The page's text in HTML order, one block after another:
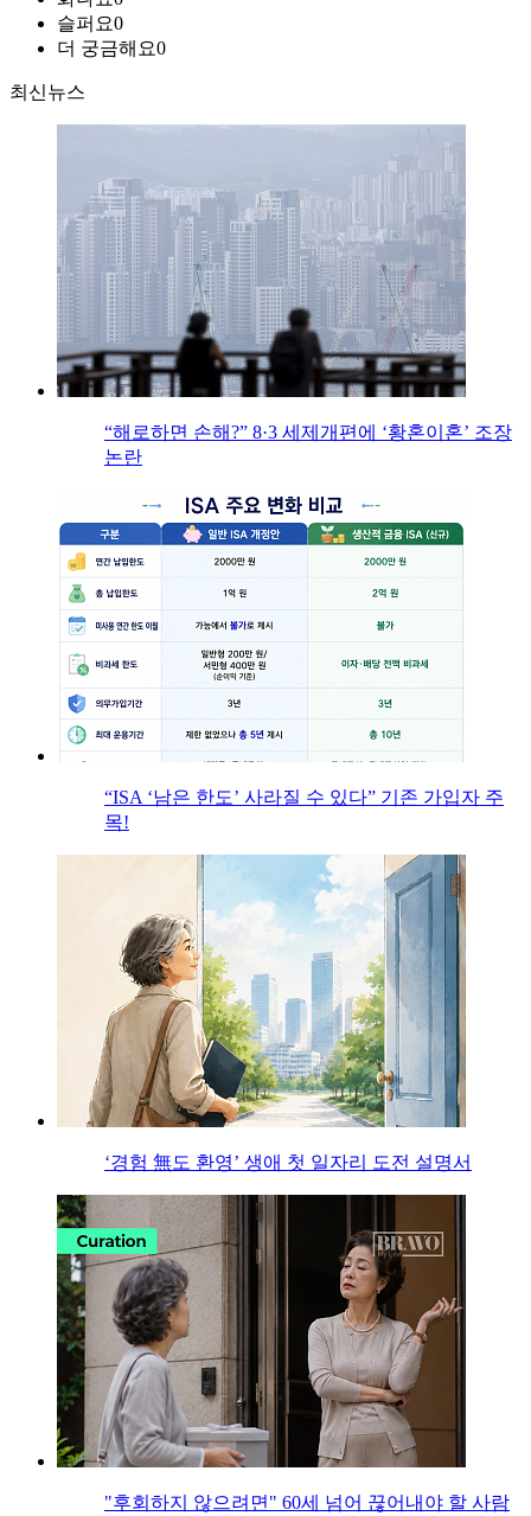
슬퍼요0
더 궁금해요0
최신뉴스
“해로하면 손해?” 8·3 세제개편에 ‘황혼이혼’ 조장
논란
“ISA ‘남은 한도’ 사라질 수 있다” 기존 가입자 주
목!
‘경험 無도 환영’ 생애 첫 일자리 도전 설명서
"후회하지 않으려면" 60세 넘어 끊어내야 할 사람